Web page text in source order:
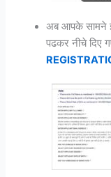
अब आपके सामने
पढकर नीचे दिए